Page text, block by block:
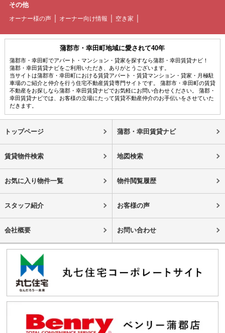
その他
オーナー様の声 オーナー向け情報 空き家
蒲郡市・幸田町地域に愛されて40年
蒲郡市・幸田町でアパート・マンション・貸家を探すなら蒲郡・幸田賃貸ナビ！
蒲郡・幸田賃貸ナビをご利用いただき、ありがとうございます。
当サイトは蒲郡市・幸田町における賃貸アパート・賃貸マンション・貸家・月極駐
車場のご紹介と仲介を行う住宅不動産賃貸専門サイトです。 蒲郡市・幸田町の賃貸
不動産をお探しなら蒲郡・幸田賃貸ナビでお気軽にお問い合わせください。 蒲郡・
幸田賃貸ナビでは、お客様の立場にたって賃貸不動産仲介のお手伝いをさせていた
だきます。
トップページ 蒲郡・幸田賃貸ナビ
賃貸物件検索 地図検索
お気に入り物件一覧 物件閲覧履歴
スタッフ紹介 お客様の声
会社概要 お問い合わせ